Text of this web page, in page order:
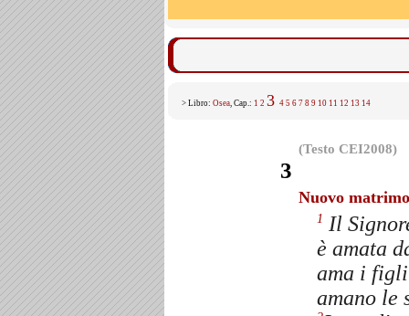
> Libro: Osea, Cap.: 1 2 3 4 5 6 7 8 9 10 11 12 13 14
(Testo CEI2008)
3
Nuovo
1 Il
è amata
ama i
amano le